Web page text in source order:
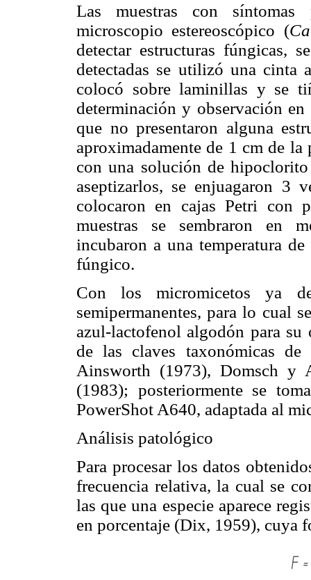
Las muestras con síntomas
microscopio estereoscópico (
detectar estructuras fúngicas,
detectadas se utilizó una cinta
colocó sobre laminillas y se
determinación y observación
que no presentaron alguna
aproximadamente de 1 cm de la
con una solución de
aseptizarlos, se enjuagaron 3
colocaron en cajas Petri con
muestras se sembraron en
incubaron a una temperatura
fúngico.
Con los micromicetos ya
semipermanentes, para lo cual
azul-lactofenol algodón para
de las claves taxonómicas
Ainsworth (1973), Domsch y
(1983); posteriormente se
PowerShot A640, adaptada al
Análisis patológico
Para procesar los datos
frecuencia relativa, la cual se
las que una especie aparece
en porcentaje (Dix, 1959), cuya